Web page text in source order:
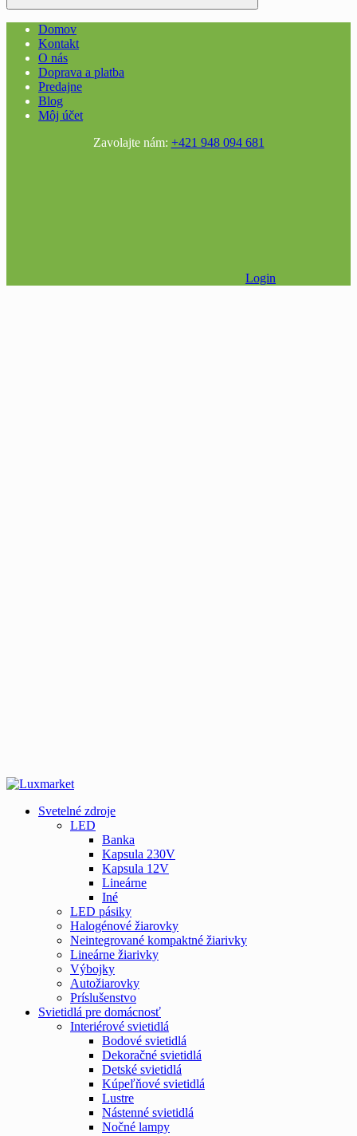
Domov
Kontakt
O nás
Doprava a platba
Predajne
Blog
Môj účet
Zavolajte nám: +421 948 094 681
Login
Svetelné zdroje
LED
Banka
Kapsula 230V
Kapsula 12V
Lineárne
Iné
LED pásiky
Halogénové žiarovky
Neintegrované kompaktné žiarivky
Lineárne žiarivky
Výbojky
Autožiarovky
Príslušenstvo
Svietidlá pre domácnosť
Interiérové svietidlá
Bodové svietidlá
Dekoračné svietidlá
Detské svietidlá
Kúpeľňové svietidlá
Lustre
Nástenné svietidlá
Nočné lampy